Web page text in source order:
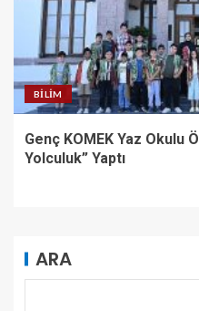
BILIM
Genç KOMEK Yaz Okulu
Yolculuk” Yaptı
ARA